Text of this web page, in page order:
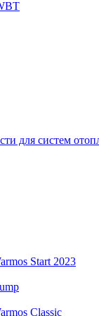
для систем
Start 2023
Classic